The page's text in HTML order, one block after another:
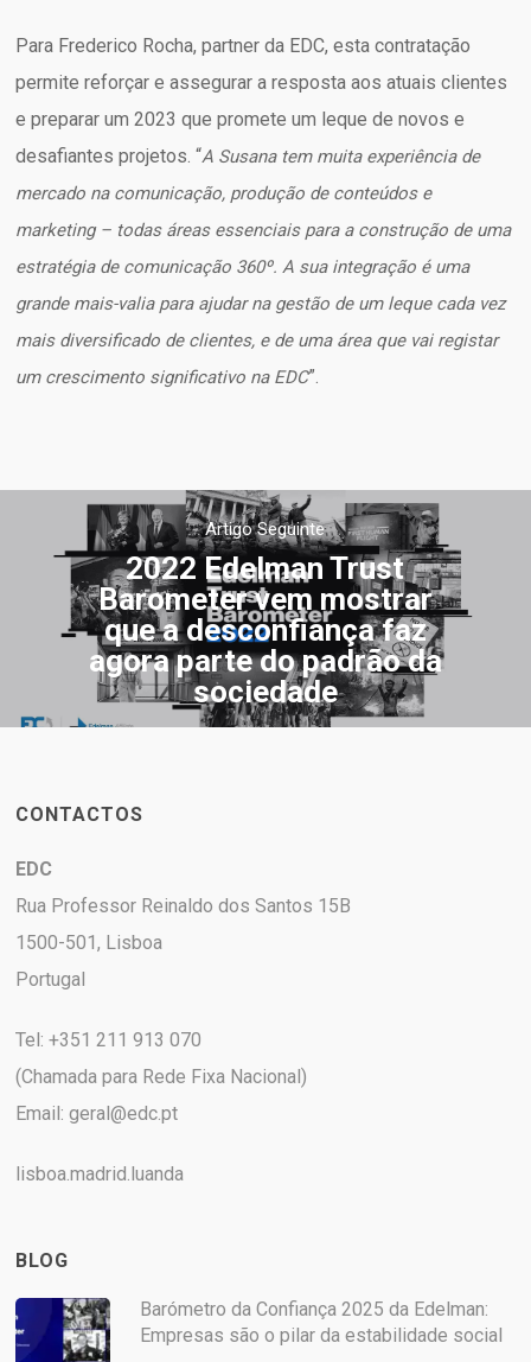
Para Frederico Rocha, partner da EDC, esta contratação
permite reforçar e assegurar a resposta aos atuais clientes
e preparar um 2023 que promete um leque de novos e
desafiantes projetos. “A Susana tem muita experiência de
mercado na comunicação, produção de conteúdos e
marketing – todas áreas essenciais para a construção de uma
estratégia de comunicação 360º. A sua integração é uma
grande mais-valia para ajudar na gestão de um leque cada vez
mais diversificado de clientes, e de uma área que vai registar
um crescimento significativo na EDC”.
Artigo Seguinte
2022 Edelman Trust
Barometer vem mostrar
que a desconfiança faz
agora parte do padrão da
sociedade
CONTACTOS
EDC
Rua Professor Reinaldo dos Santos 15B
1500-501, Lisboa
Portugal
Tel: +351 211 913 070
(Chamada para Rede Fixa Nacional)
Email:geral@edc.pt
lisboa.madrid.luanda
BLOG
Barómetro da Confiança 2025 da Edelman:
Empresas são o pilar da estabilidade social